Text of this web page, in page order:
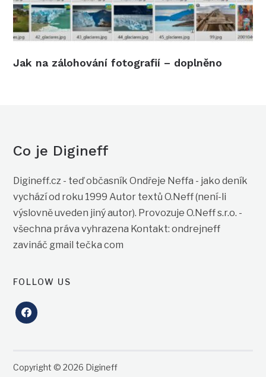
Jak na zálohování fotografií – doplněno
Co je Digineff
Digineff.cz - teď občasník Ondřeje Neffa - jako deník
vychází od roku 1999 Autor textů O.Neff (není-li
výslovně uveden jiný autor). Provozuje O.Neff s.r.o. -
všechna práva vyhrazena Kontakt: ondrejneff
zavináč gmail tečka com
FOLLOW US
facebook
Copyright © 2026 Digineff